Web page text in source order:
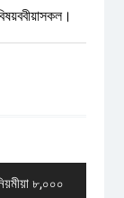
৮,০০০